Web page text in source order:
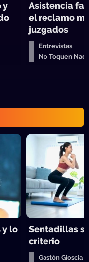
y
Asistencia
el reclamo
juzgados
Entrevistas
No Toquen
y lo
Sentadillas
criterio
Gastón Gioscia